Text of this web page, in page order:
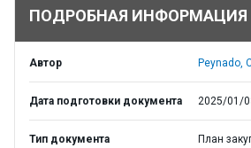
ПОДРОБНАЯ ИНФОРМАЦИЯ
Автор Peynado,
Дата подготовки документа 2025/01/
Тип документа План